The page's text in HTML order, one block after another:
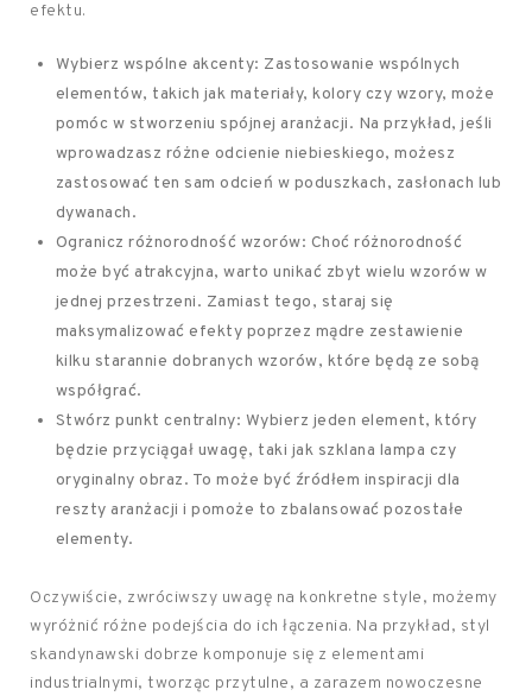
efektu.
Wybierz wspólne akcenty: Zastosowanie wspólnych
elementów, takich jak materiały, kolory czy wzory, może
pomóc w stworzeniu spójnej aranżacji. Na przykład, jeśli
wprowadzasz różne odcienie niebieskiego, możesz
zastosować ten sam odcień w poduszkach, zasłonach lub
dywanach.
Ogranicz różnorodność wzorów: Choć różnorodność
może być atrakcyjna, warto unikać zbyt wielu wzorów w
jednej przestrzeni. Zamiast tego, staraj się
maksymalizować efekty poprzez mądre zestawienie
kilku starannie dobranych wzorów, które będą ze sobą
współgrać.
Stwórz punkt centralny: Wybierz jeden element, który
będzie przyciągał uwagę, taki jak szklana lampa czy
oryginalny obraz. To może być źródłem inspiracji dla
reszty aranżacji i pomoże to zbalansować pozostałe
elementy.
Oczywiście, zwróciwszy uwagę na konkretne style, możemy
wyróżnić różne podejścia do ich łączenia. Na przykład, styl
skandynawski dobrze komponuje się z elementami
industrialnymi, tworząc przytulne, a zarazem nowoczesne